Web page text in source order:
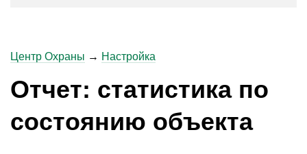
Центр Охраны → Настройка
Отчет: статистика по
состоянию объекта